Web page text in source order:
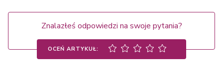
Znalazłeś odpowiedzi na swoje pytania?
OCEŃ ARTYKUŁ: